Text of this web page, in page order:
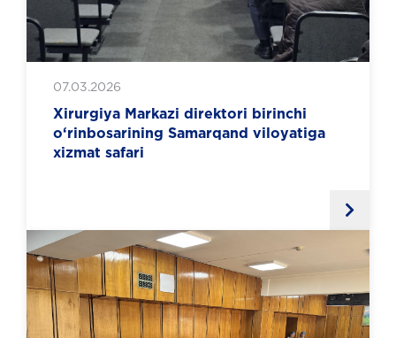
07.03.2026
Xirurgiya Markazi direktori birinchi
o‘rinbosarining Samarqand viloyatiga
xizmat safari